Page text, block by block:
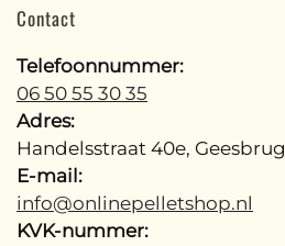
Contact
Telefoonnummer:
06 50 55 30 35
Adres:
Handelsstraat 40e, Geesbrug
E-mail:
info@onlinepelletshop.nl
KVK-nummer: